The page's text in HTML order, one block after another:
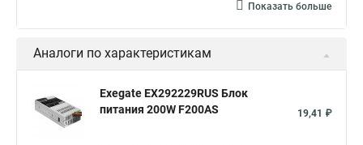
Показать больше
Аналоги по характеристикам
Exegate EX292229RUS Блок
питания 200W F200AS
19,41 ₽